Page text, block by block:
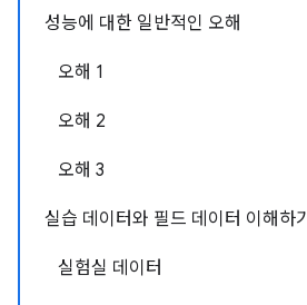
성능에 대한 일반적인 오해
오해 1
오해 2
오해 3
실습 데이터와 필드 데이터 이해하기
실험실 데이터